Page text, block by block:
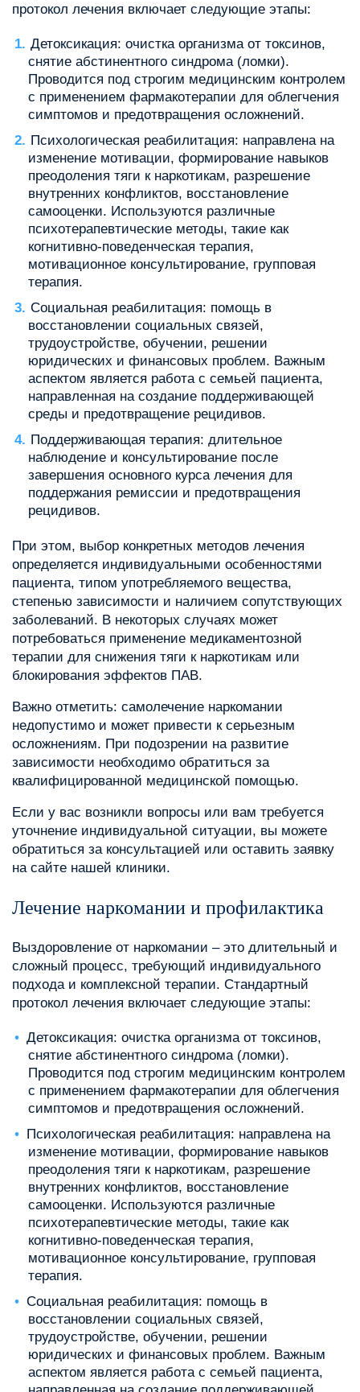
протокол лечения включает следующие этапы:
Детоксикация: очистка организма от токсинов,
снятие абстинентного синдрома (ломки).
Проводится под строгим медицинским контролем
с применением фармакотерапии для облегчения
симптомов и предотвращения осложнений.
Психологическая реабилитация: направлена на
изменение мотивации, формирование навыков
преодоления тяги к наркотикам, разрешение
внутренних конфликтов, восстановление
самооценки. Используются различные
психотерапевтические методы, такие как
когнитивно-поведенческая терапия,
мотивационное консультирование, групповая
терапия.
Социальная реабилитация: помощь в
восстановлении социальных связей,
трудоустройстве, обучении, решении
юридических и финансовых проблем. Важным
аспектом является работа с семьей пациента,
направленная на создание поддерживающей
среды и предотвращение рецидивов.
Поддерживающая терапия: длительное
наблюдение и консультирование после
завершения основного курса лечения для
поддержания ремиссии и предотвращения
рецидивов.
При этом, выбор конкретных методов лечения
определяется индивидуальными особенностями
пациента, типом употребляемого вещества,
степенью зависимости и наличием сопутствующих
заболеваний. В некоторых случаях может
потребоваться применение медикаментозной
терапии для снижения тяги к наркотикам или
блокирования эффектов ПАВ.
Важно отметить: самолечение наркомании
недопустимо и может привести к серьезным
осложнениям. При подозрении на развитие
зависимости необходимо обратиться за
квалифицированной медицинской помощью.
Если у вас возникли вопросы или вам требуется
уточнение индивидуальной ситуации, вы можете
обратиться за консультацией или оставить заявку
на сайте нашей клиники.
Лечение наркомании и профилактика
Выздоровление от наркомании – это длительный и
сложный процесс, требующий индивидуального
подхода и комплексной терапии. Стандартный
протокол лечения включает следующие этапы:
Детоксикация: очистка организма от токсинов,
снятие абстинентного синдрома (ломки).
Проводится под строгим медицинским контролем
с применением фармакотерапии для облегчения
симптомов и предотвращения осложнений.
Психологическая реабилитация: направлена на
изменение мотивации, формирование навыков
преодоления тяги к наркотикам, разрешение
внутренних конфликтов, восстановление
самооценки. Используются различные
психотерапевтические методы, такие как
когнитивно-поведенческая терапия,
мотивационное консультирование, групповая
терапия.
Социальная реабилитация: помощь в
восстановлении социальных связей,
трудоустройстве, обучении, решении
юридических и финансовых проблем. Важным
аспектом является работа с семьей пациента,